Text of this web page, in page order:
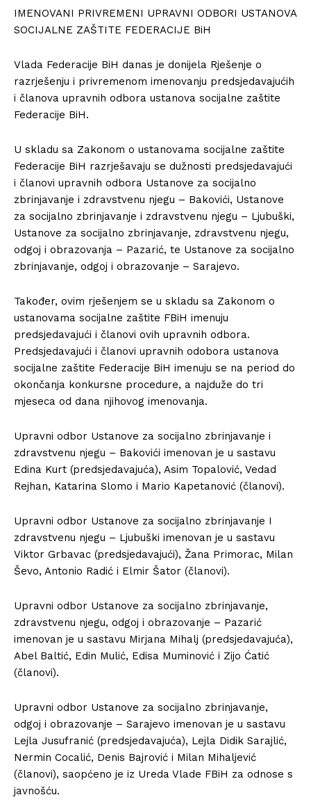
IMENOVANI PRIVREMENI UPRAVNI ODBORI USTANOVA
SOCIJALNE ZAŠTITE FEDERACIJE BiH
Vlada Federacije BiH danas je donijela Rješenje o
razrješenju i privremenom imenovanju predsjedavajućih
i članova upravnih odbora ustanova socijalne zaštite
Federacije BiH.
U skladu sa Zakonom o ustanovama socijalne zaštite
Federacije BiH razrješavaju se dužnosti predsjedavajući
i članovi upravnih odbora Ustanove za socijalno
zbrinjavanje i zdravstvenu njegu – Bakovići, Ustanove
za socijalno zbrinjavanje i zdravstvenu njegu – Ljubuški,
Ustanove za socijalno zbrinjavanje, zdravstvenu njegu,
odgoj i obrazovanja – Pazarić, te Ustanove za socijalno
zbrinjavanje, odgoj i obrazovanje – Sarajevo.
Također, ovim rješenjem se u skladu sa Zakonom o
ustanovama socijalne zaštite FBiH imenuju
predsjedavajući i članovi ovih upravnih odbora.
Predsjedavajući i članovi upravnih odobora ustanova
socijalne zaštite Federacije BiH imenuju se na period do
okončanja konkursne procedure, a najduže do tri
mjeseca od dana njihovog imenovanja.
Upravni odbor Ustanove za socijalno zbrinjavanje i
zdravstvenu njegu – Bakovići imenovan je u sastavu
Edina Kurt (predsjedavajuća), Asim Topalović, Vedad
Rejhan, Katarina Slomo i Mario Kapetanović (članovi).
Upravni odbor Ustanove za socijalno zbrinjavanje I
zdravstvenu njegu – Ljubuški imenovan je u sastavu
Viktor Grbavac (predsjedavajući), Žana Primorac, Milan
Ševo, Antonio Radić i Elmir Šator (članovi).
Upravni odbor Ustanove za socijalno zbrinjavanje,
zdravstvenu njegu, odgoj i obrazovanje – Pazarić
imenovan je u sastavu Mirjana Mihalj (predsjedavajuća),
Abel Baltić, Edin Mulić, Edisa Muminović i Zijo Ćatić
(članovi).
Upravni odbor Ustanove za socijalno zbrinjavanje,
odgoj i obrazovanje – Sarajevo imenovan je u sastavu
Lejla Jusufranić (predsjedavajuća), Lejla Didik Sarajlić,
Nermin Cocalić, Denis Bajrović i Milan Mihaljević
(članovi), saopćeno je iz Ureda Vlade FBiH za odnose s
javnošću.